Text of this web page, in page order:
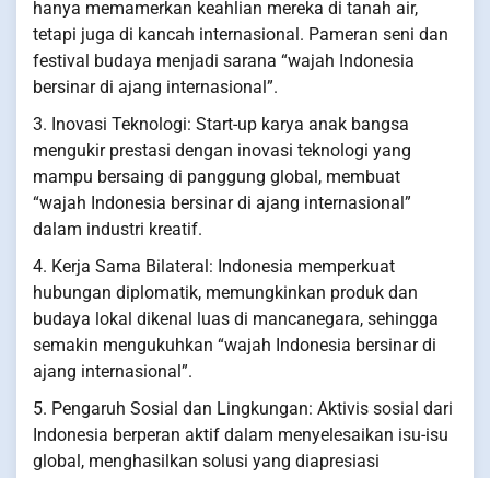
hanya memamerkan keahlian mereka di tanah air,
tetapi juga di kancah internasional. Pameran seni dan
festival budaya menjadi sarana “wajah Indonesia
bersinar di ajang internasional”.
3. Inovasi Teknologi: Start-up karya anak bangsa
mengukir prestasi dengan inovasi teknologi yang
mampu bersaing di panggung global, membuat
“wajah Indonesia bersinar di ajang internasional”
dalam industri kreatif.
4. Kerja Sama Bilateral: Indonesia memperkuat
hubungan diplomatik, memungkinkan produk dan
budaya lokal dikenal luas di mancanegara, sehingga
semakin mengukuhkan “wajah Indonesia bersinar di
ajang internasional”.
5. Pengaruh Sosial dan Lingkungan: Aktivis sosial dari
Indonesia berperan aktif dalam menyelesaikan isu-isu
global, menghasilkan solusi yang diapresiasi